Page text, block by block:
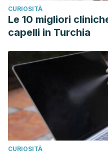
CURIOSITÀ
Le 10 migliori
capelli in Turchia
CURIOSITÀ